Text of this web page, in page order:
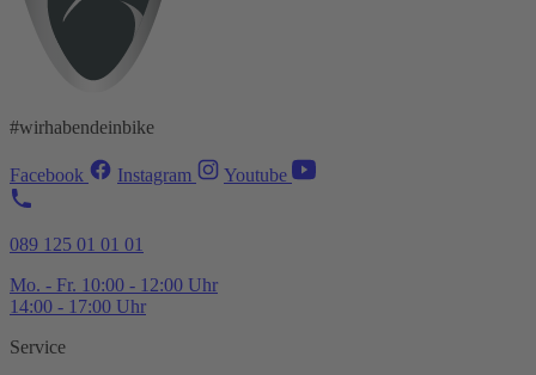
#wirhabendeinbike
Facebook Instagram Youtube
089 125 01 01 01
Mo. - Fr. 10:00 - 12:00 Uhr
14:00 - 17:00 Uhr
Service